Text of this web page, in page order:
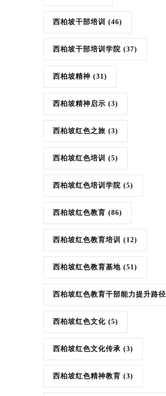
西柏坡干部培训 (46)
西柏坡干部培训学院 (37)
西柏坡精神 (31)
西柏坡精神启示 (3)
西柏坡红色之旅 (3)
西柏坡红色培训 (5)
西柏坡红色培训学院 (5)
西柏坡红色教育 (86)
西柏坡红色教育培训 (12)
西柏坡红色教育基地 (51)
西柏坡红色教育干部能力提升路径
西柏坡红色文化 (5)
西柏坡红色文化传承 (3)
西柏坡红色精神教育 (3)